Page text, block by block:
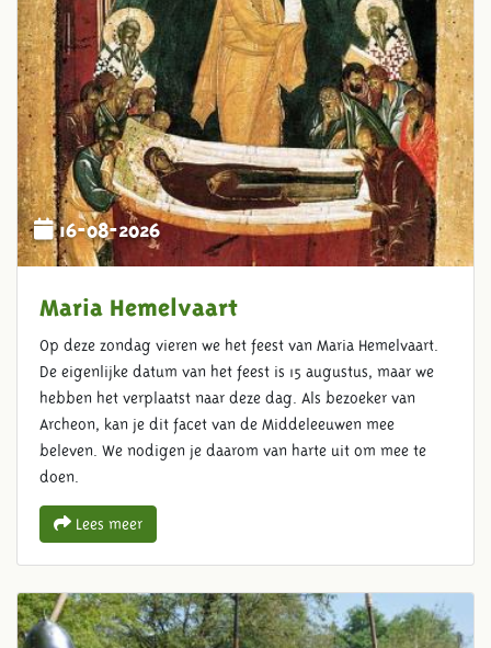
16-08-2026
Maria Hemelvaart
Op deze zondag vieren we het feest van Maria Hemelvaart.
De eigenlijke datum van het feest is 15 augustus, maar we
hebben het verplaatst naar deze dag. Als bezoeker van
Archeon, kan je dit facet van de Middeleeuwen mee
beleven. We nodigen je daarom van harte uit om mee te
doen.
Lees meer